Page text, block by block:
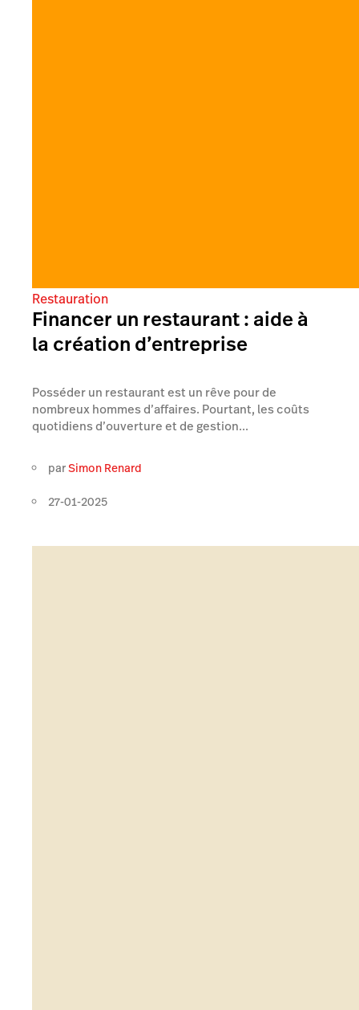
Restauration
Financer un restaurant : aide à
la création d’entreprise
Posséder un restaurant est un rêve pour de
nombreux hommes d’affaires. Pourtant, les coûts
quotidiens d’ouverture et de gestion...
parSimon Renard
27-01-2025